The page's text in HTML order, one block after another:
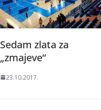
Sedam zlata za
„zmajeve“
23.10.2017.